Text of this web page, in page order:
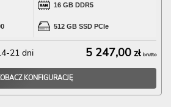
16 GB DDR5
512 GB SSD PCIe
21 dni 5 247,00 zł brutto
KONFIGURACJĘ